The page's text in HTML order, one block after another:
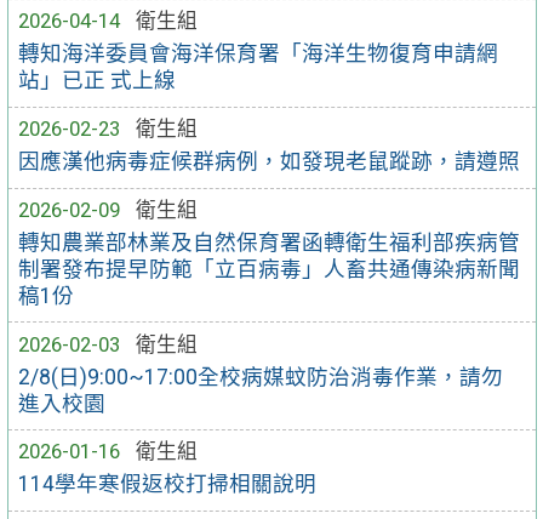
2026-04-14
衛生組
轉知海洋委員會海洋保育署「海洋生物復育申請網
站」已正 式上線
2026-02-23
衛生組
因應漢他病毒症候群病例，如發現老鼠蹤跡，請遵照
2026-02-09
衛生組
轉知農業部林業及自然保育署函轉衛生福利部疾病管
制署發布提早防範「立百病毒」人畜共通傳染病新聞
稿1份
2026-02-03
衛生組
2/8(日)9:00~17:00全校病媒蚊防治消毒作業，請勿
進入校園
2026-01-16
衛生組
114學年寒假返校打掃相關說明